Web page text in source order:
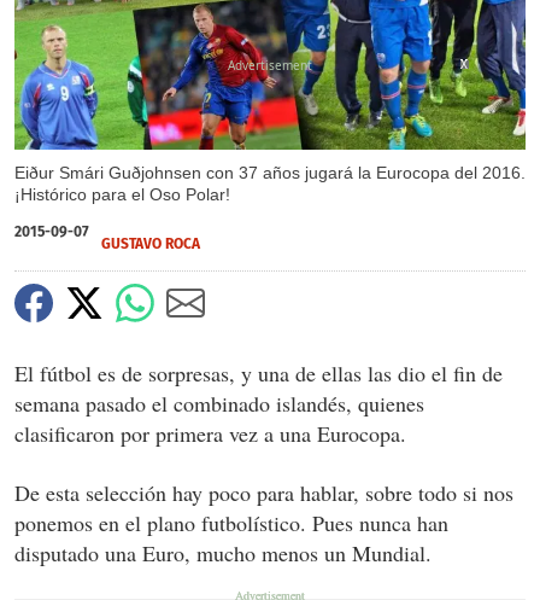
Eiður Smári Guðjohnsen con 37 años jugará la Eurocopa del 2016.
¡Histórico para el Oso Polar!
X
X
X
X
2015-09-07
GUSTAVO ROCA
El fútbol es de sorpresas, y una de ellas las dio el fin de
semana pasado el combinado islandés, quienes
clasificaron por primera vez a una Eurocopa.
De esta selección hay poco para hablar, sobre todo si nos
ponemos en el plano futbolístico. Pues nunca han
disputado una Euro, mucho menos un Mundial.